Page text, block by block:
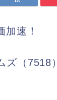
加速！
ズ（7518）